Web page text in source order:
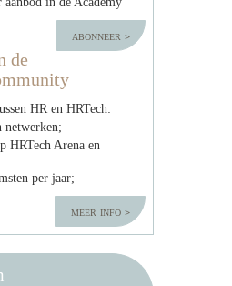
abonneer
de
HR en HRTech:
netwerken;
HRTech Arena en
per jaar;
meer info